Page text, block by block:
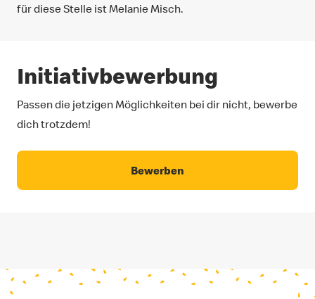
für diese Stelle ist Melanie Misch.
Initiativbewerbung
Passen die jetzigen Möglichkeiten bei dir nicht, bewerbe
dich trotzdem!
Bewerben